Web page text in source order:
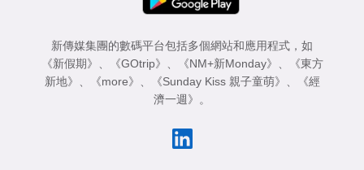
新傳媒集團的數碼平台包括多個網站和應用程式，如
《新假期》
《GOtrip》 《NM+新Monday》
《東方
新地》
《more》 《Sunday Kiss 親子童萌》
《經
濟一週》
。